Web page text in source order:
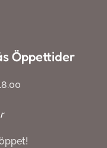
Öppettider